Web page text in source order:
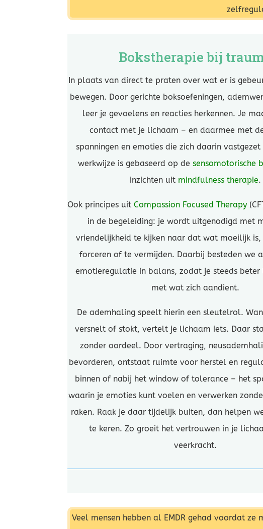
Bokstherapie bij
In plaats van direct te praten over wat er is
bewegen. Door gerichte boksoefeningen,
leer je gevoelens en reacties herkennen. Je
contact met je lichaam – en daarmee met
spanningen en emoties die zich daarin vastgezet
werkwijze is gebaseerd op de sensomotorische
inzichten uitmindfulness therapie.
Ook principes uitCompassion Focused Therapy
in de begeleiding: je wordt uitgenodigd met
vriendelijkheid te kijken naar dat wat moeilijk is,
forceren of te vermijden. Daarbij besteden we
emotieregulatie in balans, zodat je steeds
met wat zich aandient.
De ademhaling speelt hierin een sleutelrol.
versnelt of stokt, vertelt je lichaam iets. Daar
zonder oordeel. Door vertraging,
bevorderen, ontstaat ruimte voor herstel en
binnen of nabij het window of tolerance – het
waarin je emoties kunt voelen en verwerken
raken. Raak je daar tijdelijk buiten, dan helpen
te keren. Zo groeit het vertrouwen in je
veerkracht.
Veel mensen hebben al EMDR gehad voordat